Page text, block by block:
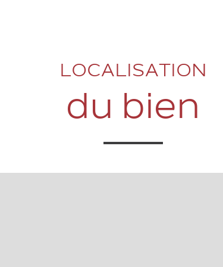
LOCALISATION
du bien